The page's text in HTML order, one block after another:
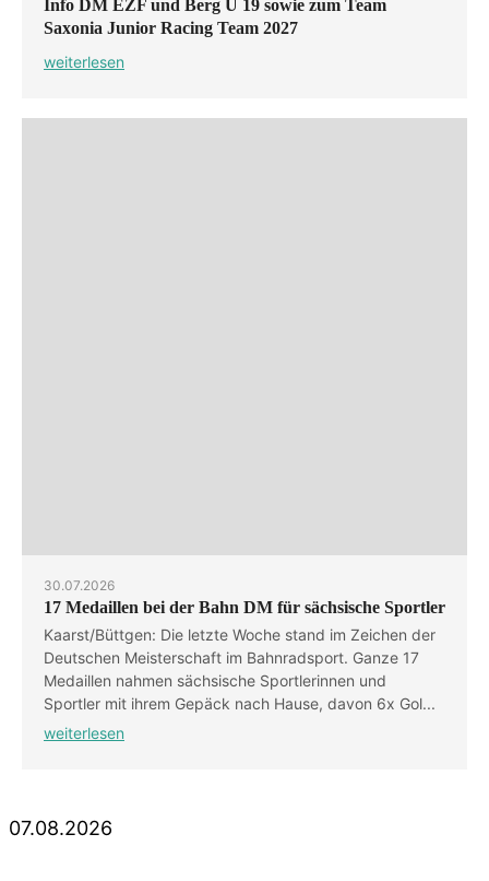
Info DM EZF und Berg U 19 sowie zum Team
Saxonia Junior Racing Team 2027
weiterlesen
30.07.2026
17 Medaillen bei der Bahn DM für sächsische Sportler
Kaarst/Büttgen: Die letzte Woche stand im Zeichen der
Deutschen Meisterschaft im Bahnradsport. Ganze 17
Medaillen nahmen sächsische Sportlerinnen und
Sportler mit ihrem Gepäck nach Hause, davon 6x Gol...
weiterlesen
07.08.2026